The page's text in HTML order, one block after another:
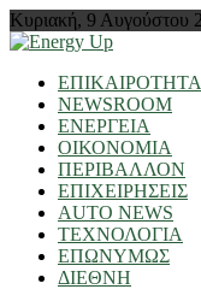
Κυριακή, 9 Αυγούστου
ΕΠΙΚΑΙΡΟΤΗΤΑ
NEWSROOM
ΕΝΕΡΓΕΙΑ
ΟΙΚΟΝΟΜΙΑ
ΠΕΡΙΒΑΛΛΟΝ
ΕΠΙΧΕΙΡΗΣΕΙΣ
AUTO NEWS
ΤΕΧΝΟΛΟΓΙΑ
ΕΠΩΝΥΜΩΣ
ΔΙΕΘΝΗ